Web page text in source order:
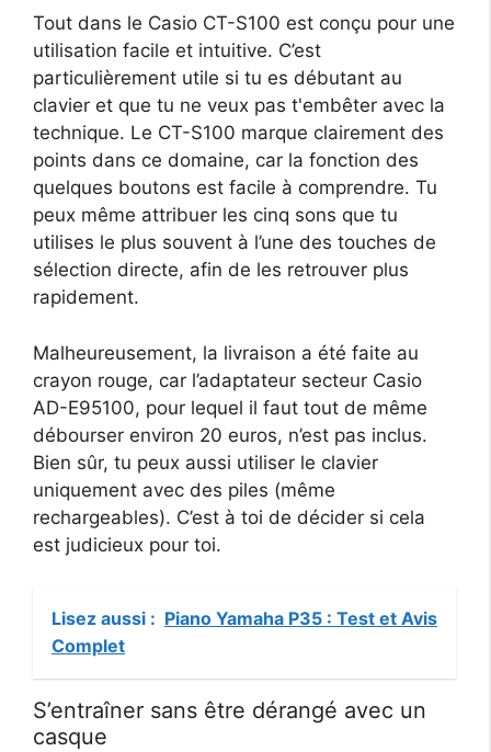
Tout dans le Casio CT-S100 est conçu pour une
utilisation facile et intuitive. C’est
particulièrement utile si tu es débutant au
clavier et que tu ne veux pas t'embêter avec la
technique. Le CT-S100 marque clairement des
points dans ce domaine, car la fonction des
quelques boutons est facile à comprendre. Tu
peux même attribuer les cinq sons que tu
utilises le plus souvent à l’une des touches de
sélection directe, afin de les retrouver plus
rapidement.
Malheureusement, la livraison a été faite au
crayon rouge, car l’adaptateur secteur Casio
AD-E95100, pour lequel il faut tout de même
débourser environ 20 euros, n’est pas inclus.
Bien sûr, tu peux aussi utiliser le clavier
uniquement avec des piles (même
rechargeables). C’est à toi de décider si cela
est judicieux pour toi.
Lisez aussi : Piano Yamaha P35 : Test et Avis
Complet
S’entraîner sans être dérangé avec un
casque